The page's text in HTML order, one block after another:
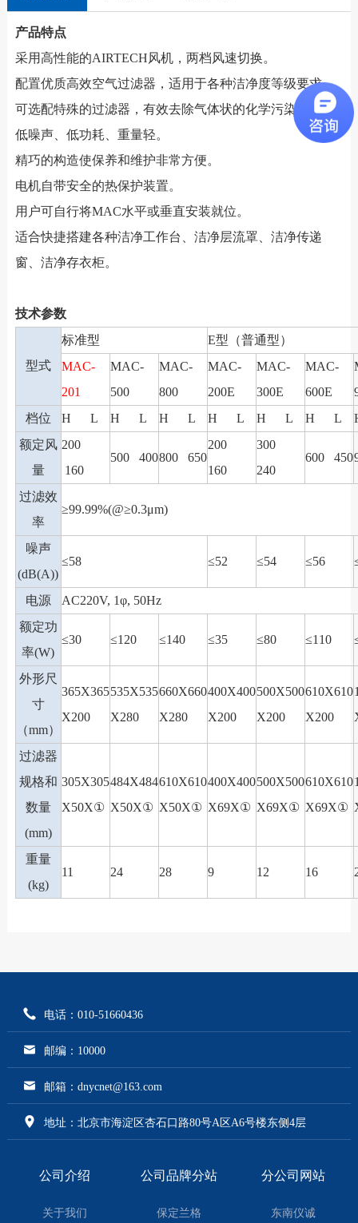
产品特点
采用高性能的AIRTECH风机，两档风速切换。
配置优质高效空气过滤器，适用于各种洁净度等级要求。
可选配特殊的过滤器，有效去除气体状的化学污染物。
低噪声、低功耗、重量轻。
精巧的构造使保养和维护非常方便。
电机自带安全的热保护装置。
用户可自行将MAC水平或垂直安装就位。
适合快捷搭建各种洁净工作台、洁净层流罩、洁净传递
窗、洁净存衣柜。
技术参数
型式
标准型
E型（普通型）
MAC-
201
MAC-
500
MAC-
800
MAC-
200E
MAC-
300E
MAC-
600E
档位
H L H L H L H L H L H L
额定风
量
200
160
500 400800 650
200
160
300
240
600 450
过滤效
率
≥99.99%(@≥0.3μm)
噪声
(dB(A))
≤58 ≤52 ≤54 ≤56
电源
AC220V, 1φ, 50Hz
额定功
率(W)
≤30 ≤120 ≤140 ≤35 ≤80 ≤110
外形尺
寸
（mm）
365X365
X200
535X535
X280
660X660
X280
400X400
X200
500X500
X200
610X610
X200
过滤器
规格和
数量
(mm)
305X305
X50X①
484X484
X50X①
610X610
X50X①
400X400
X69X①
500X500
X69X①
610X610
X69X①
重量
(kg)
11 24 28 9 12 16
电话：010-51660436
邮编：10000
邮箱：dnycnet@163.com
地址：北京市海淀区杏石口路80号A区A6号楼东侧4层
公司介绍
关于我们
公司品牌分站
保定兰格
分公司网站
东南仪诚